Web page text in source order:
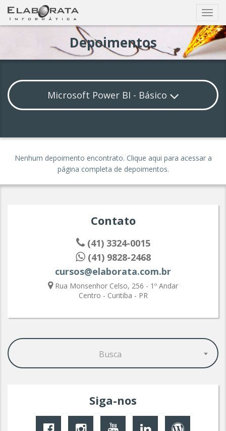
Exibir
Depoimentos
Microsoft Power BI - Básico
Nenhum depoimento encontrato. Clique aqui para acessar a
página completa de depoimentos.
Contato
(41) 3324-0015
(41) 9828-2468
cursos@elaborata.com.br
Rua Monsenhor Celso, 256 - 1º Andar
Centro - Curitiba - PR
Busca
Siga-nos